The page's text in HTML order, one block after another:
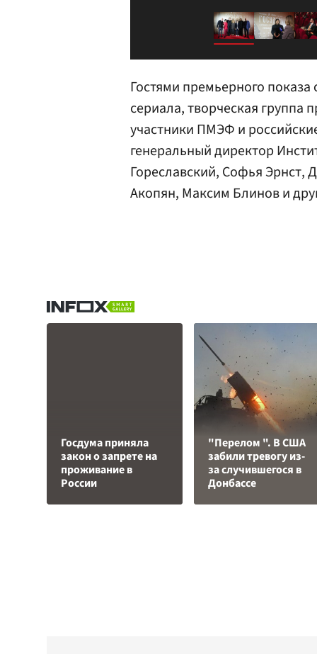
Гостями премьерного
сериала, творческая группа
участники ПМЭФ и
генеральный директор
Гореславский, Софья Эрнст,
Акопян, Максим Блинов и
Госдума приняла
закон о запрете на
проживание в
России
"Перелом ". В США
забили тревогу из-
за случившегося в
Донбассе